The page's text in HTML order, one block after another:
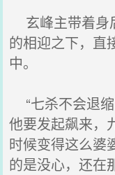
玄峰主带着身
的相迎之下，直
中。
“七杀不会退缩
他要发起飙来，
时候变得这么婆
的是没心，还在